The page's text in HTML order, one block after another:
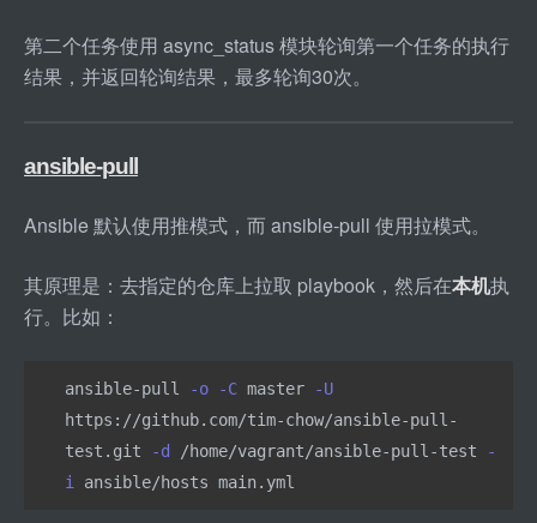
第二个任务使用 async status 模块轮询第一个任务的执行
结果，并返回轮询结果，最多轮询30次。
ansible-pull
Ansible 默认使用推模式，而 ansible-pull 使用拉模式。
其原理是：去指定的仓库上拉取 playbook，然后在本机执
行。比如：
ansible-pull -o -C master
-U
https://github.com/tim-chow/ansible-pull-
test.git
-d /home/vagrant/ansible-pull-test
-
i
ansible/hosts main.yml